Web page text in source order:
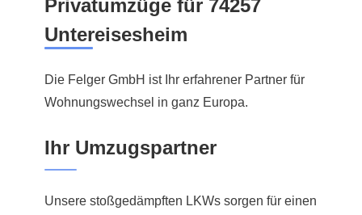
Privatumzüge für 74257
Untereisesheim
Die Felger GmbH ist Ihr erfahrener Partner für
Wohnungswechsel in ganz Europa.
Ihr Umzugspartner
Unsere stoßgedämpften LKWs sorgen für einen